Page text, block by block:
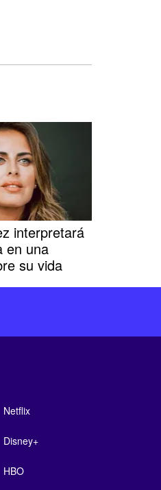
interpretará
en una
su vida
Netflix
Disney+
HBO